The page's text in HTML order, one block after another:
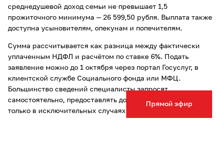
Прямой эфир
среднедушевой доход семьи не превышает 1,5
прожиточного минимума — 26 599,50 рубля. Выплата также
доступна усыновителям, опекунам и попечителям.
Сумма рассчитывается как разница между фактически
уплаченным НДФЛ и расчётом по ставке 6%. Подать
заявление можно до 1 октября через портал Госуслуг, в
клиентской службе Социального фонда или МФЦ.
Большинство сведений специалисты запросят
самостоятельно, предоставлять документы потребуется
только в исключительных случаях.